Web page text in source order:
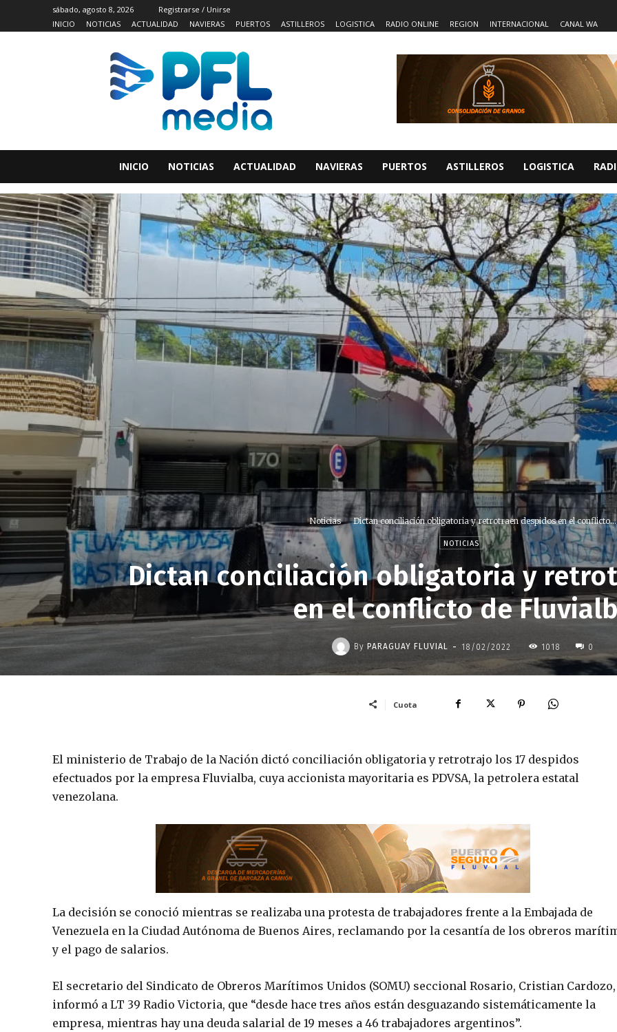
sábado, agosto 8, 2026
Registrarse / Unirse
INICIO
NOTICIAS ACTUALIDAD NAVIERAS PUERTOS ASTILLEROS LOGISTICA RADIO ONLINE REGION INTERNACIONAL CANAL WA
INICIO NOTICIAS ACTUALIDAD NAVIERAS PUERTOS ASTILLEROS LOGISTICA
Noticias Dictan conciliación obligatoria y retrotraen despidos en el conflicto...
NOTICIAS
Dictan conciliación obligatoria y
en el conflicto de
By PARAGUAY FLUVIAL - 18/02/2022 1018 0
Cuota
El ministerio de Trabajo de la Nación dictó conciliación obligatoria y retrotrajo los 17 despidos
efectuados por la empresa Fluvialba, cuya accionista mayoritaria es PDVSA, la petrolera estatal
venezolana.
La decisión se conoció mientras se realizaba una protesta de trabajadores frente a la Embajada de
Venezuela en la Ciudad Autónoma de Buenos Aires, reclamando por la cesantía de los obreros
y el pago de salarios.
El secretario del Sindicato de Obreros Marítimos Unidos (SOMU) seccional Rosario, Cristian Cardozo,
informó a LT 39 Radio Victoria, que “desde hace tres años están desguazando sistemáticamente la
empresa, mientras hay una deuda salarial de 19 meses a 46 trabajadores argentinos”.